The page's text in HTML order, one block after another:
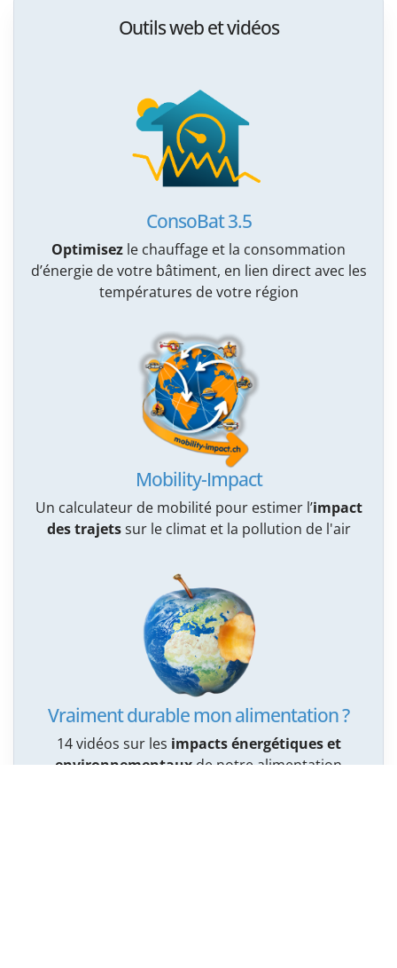
Outils web et vidéos
ConsoBat 3.5
Optimisez le chauffage et la consommation
d’énergie de votre bâtiment, en lien direct avec les
températures de votre région
Mobility-Impact
Un calculateur de mobilité pour estimer l’impact
des trajetssur le climat et la pollution de l'air
Vraiment durable mon alimentation ?
14 vidéos sur les impacts énergétiques et
environnementauxde notre alimentation